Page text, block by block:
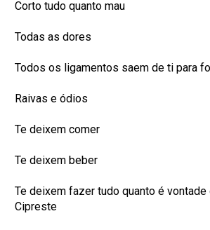
Corto tudo quanto mau
Todas as dores
Todos os ligamentos saem de ti para
Raivas e ódios
Te deixem comer
Te deixem beber
Te deixem fazer tudo quanto é vontade
Cipreste